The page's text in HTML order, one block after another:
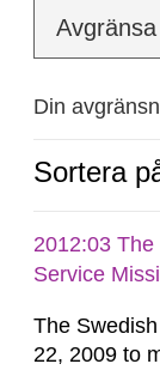
Din
Sortera
2012:03
Service
The
22, 2009 to